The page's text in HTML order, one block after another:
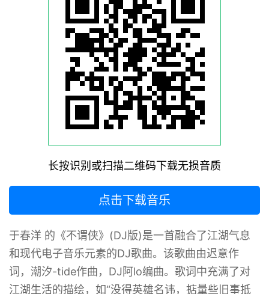
长按识别或扫描二维码下载无损音质
点击下载音乐
于春洋 的《不谓侠》(DJ版)是一首融合了江湖气息
和现代电子音乐元素的DJ歌曲。‌该歌曲由迟意作
词，潮汐-tide作曲，DJ阿lo编曲。歌词中充满了对
江湖生活的描绘，如“没得英雄名讳，掂量些旧事抵